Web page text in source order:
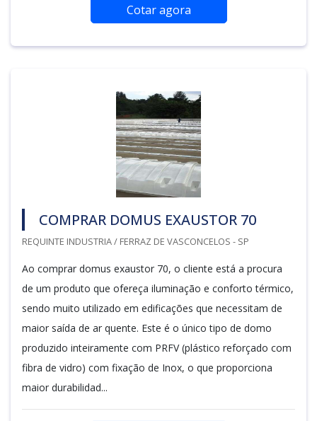
Cotar agora
COMPRAR DOMUS EXAUSTOR 70
REQUINTE INDUSTRIA / FERRAZ DE VASCONCELOS - SP
Ao comprar domus exaustor 70, o cliente está a procura
de um produto que ofereça iluminação e conforto térmico,
sendo muito utilizado em edificações que necessitam de
maior saída de ar quente. Este é o único tipo de domo
produzido inteiramente com PRFV (plástico reforçado com
fibra de vidro) com fixação de Inox, o que proporciona
maior durabilidad...